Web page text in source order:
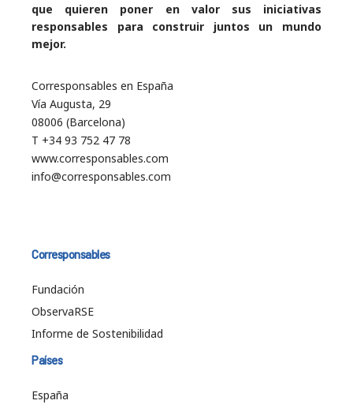
que quieren poner en valor sus iniciativas
responsables para construir juntos un mundo
mejor.
Corresponsables en España
Vía Augusta, 29
08006 (Barcelona)
T +34 93 752 47 78
www.corresponsables.com
info@corresponsables.com
Corresponsables
Fundación
ObservaRSE
Informe de Sostenibilidad
Países
España